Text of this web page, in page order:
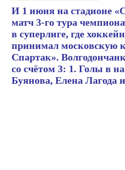
И 1 июня на стадионе
матч 3-го тура
в суперлиге, где
принимал московскую
Спартак».
со счётом 3: 1. Голы в
Буянова, Елена